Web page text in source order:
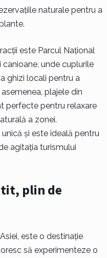
naturale pentru a
este Parcul Național
unde cuplurile
ghizi locali pentru a
plajele din
perfecte pentru relaxare
a zonei.
și este ideală pentru
agitația turismului
plin de
este o destinație
să experimenteze o